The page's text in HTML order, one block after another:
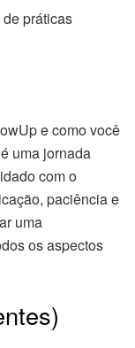
práticas
e como você
uma jornada
com o
paciência e
uma
os aspectos